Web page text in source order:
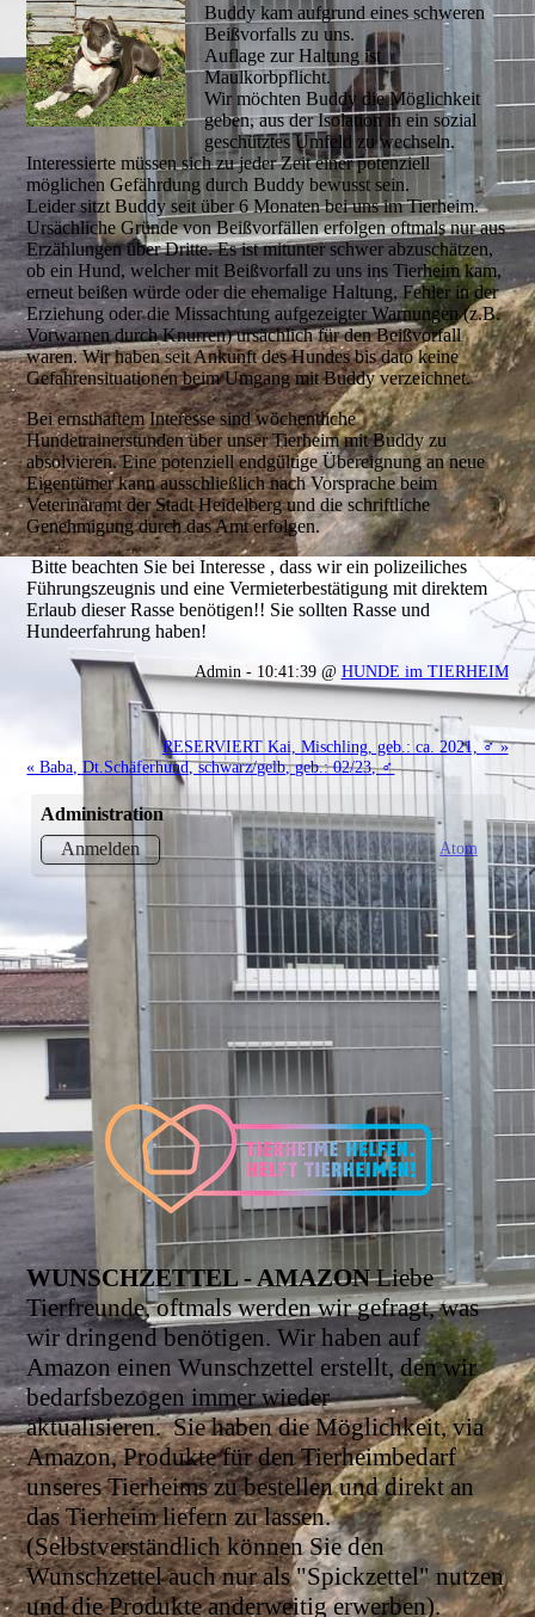
Buddy kam aufgrund eines schweren
Beißvorfalls zu uns.
Auflage zur Haltung ist
Maulkorbpflicht.
Wir möchten Buddy die Möglichkeit
geben, aus der Isolation in ein sozial
geschütztes Umfeld zu wechseln.
Interessierte müssen sich zu jeder Zeit einer potenziell
möglichen Gefährdung durch Buddy bewusst sein.
Leider sitzt Buddy seit über 6 Monaten bei uns im Tierheim.
Ursächliche Gründe von Beißvorfällen erfolgen oftmals nur aus
Erzählungen über Dritte. Es ist mitunter schwer abzuschätzen,
ob ein Hund, welcher mit Beißvorfall zu uns ins Tierheim kam,
erneut beißen würde oder die ehemalige Haltung, Fehler in der
Erziehung oder die Missachtung aufgezeigter Warnungen (z.B.
Vorwarnen durch Knurren) ursächlich für den Beißvorfall
waren. Wir haben seit Ankunft des Hundes bis dato keine
Gefahrensituationen beim Umgang mit Buddy verzeichnet.
Bei ernsthaftem Interesse sind wöchentliche
Hundetrainerstunden über unser Tierheim mit Buddy zu
absolvieren. Eine potenziell endgültige Übereignung an neue
Eigentümer kann ausschließlich nach Vorsprache beim
Veterinäramt der Stadt Heidelberg und die schriftliche
Genehmigung durch das Amt erfolgen.
Bitte beachten Sie bei Interesse , dass wir ein polizeiliches
Führungszeugnis und eine Vermieterbestätigung mit direktem
Erlaub dieser Rasse benötigen!! Sie sollten Rasse und
Hundeerfahrung haben!
Admin - 10:41:39 @ HUNDE im TIERHEIM
RESERVIERT Kai, Mischling, geb.: ca. 2021, ♂ »
« Baba, Dt.Schäferhund, schwarz/gelb, geb.: 02/23, ♂
Administration
Anmelden
Atom
WUNSCHZETTEL - AMAZONLiebe
Tierfreunde, oftmals werden wir gefragt, was
wir dringend benötigen. Wir haben auf
Amazon einen Wunschzettel erstellt, den wir
bedarfsbezogen immer wieder
aktualisieren. Sie haben die Möglichkeit, via
Amazon, Produkte für den Tierheimbedarf
unseres Tierheims zu bestellen und direkt an
das Tierheim liefern zu lassen.
(Selbstverständlich können Sie den
Wunschzettel auch nur als "Spickzettel" nutzen
und die Produkte anderweitig erwerben).